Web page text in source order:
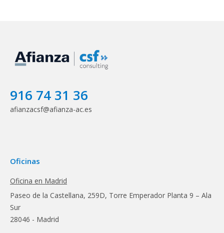
916 74 31 36
afianzacsf@afianza-ac.es
Oficinas
Oficina en Madrid
Paseo de la Castellana, 259D, Torre Emperador Planta 9 – Ala
Sur
28046 - Madrid